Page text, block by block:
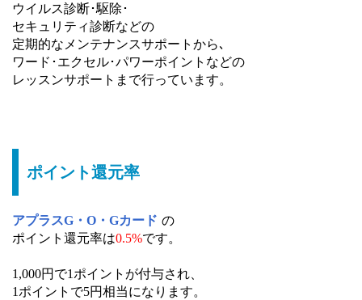
ウイルス診断･駆除･
セキュリティ診断などの
定期的なメンテナンスサポートから､
ワード･エクセル･パワーポイントなどの
レッスンサポートまで行っています。
ポイント還元率
アプラスG・O・Gカード の
ポイント還元率は0.5%です。
1,000円で1ポイントが付与され、
1ポイントで5円相当になります。